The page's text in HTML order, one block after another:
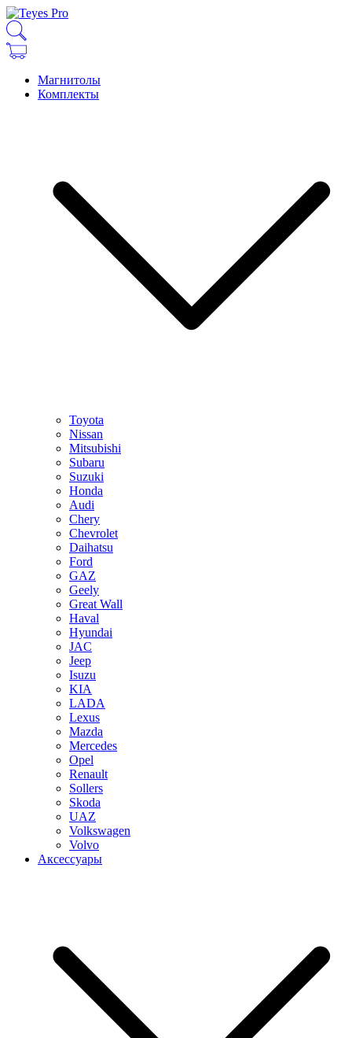
Магнитолы
Комплекты
Toyota
Nissan
Mitsubishi
Subaru
Suzuki
Honda
Audi
Chery
Chevrolet
Daihatsu
Ford
GAZ
Geely
Great Wall
Haval
Hyundai
JAC
Jeep
Isuzu
KIA
LADA
Lexus
Mazda
Mercedes
Opel
Renault
Sollers
Skoda
UAZ
Volkswagen
Volvo
Аксессуары